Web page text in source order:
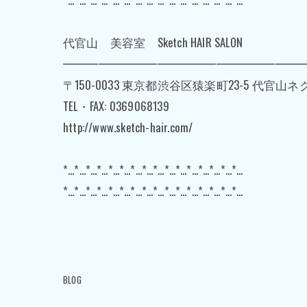
代官山 美容室 Sketch HAIR SALON
〒150-0033 東京都渋谷区猿楽町23-5 代官山ネ
TEL・FAX: 0369068139
http://www.sketch-hair.com/
*…*…*…*…*…*…*…*…*…*…*…*…*…*…*…*…
*…*…*…*…*…*…*…*…*…*…*…*…*…*…*…*…
BLOG